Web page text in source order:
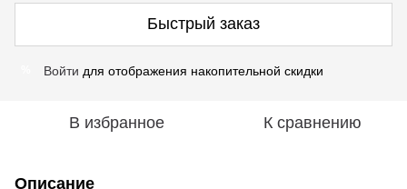
Быстрый заказ
Войти для отображения накопительной скидки
В избранное К сравнению
Описание